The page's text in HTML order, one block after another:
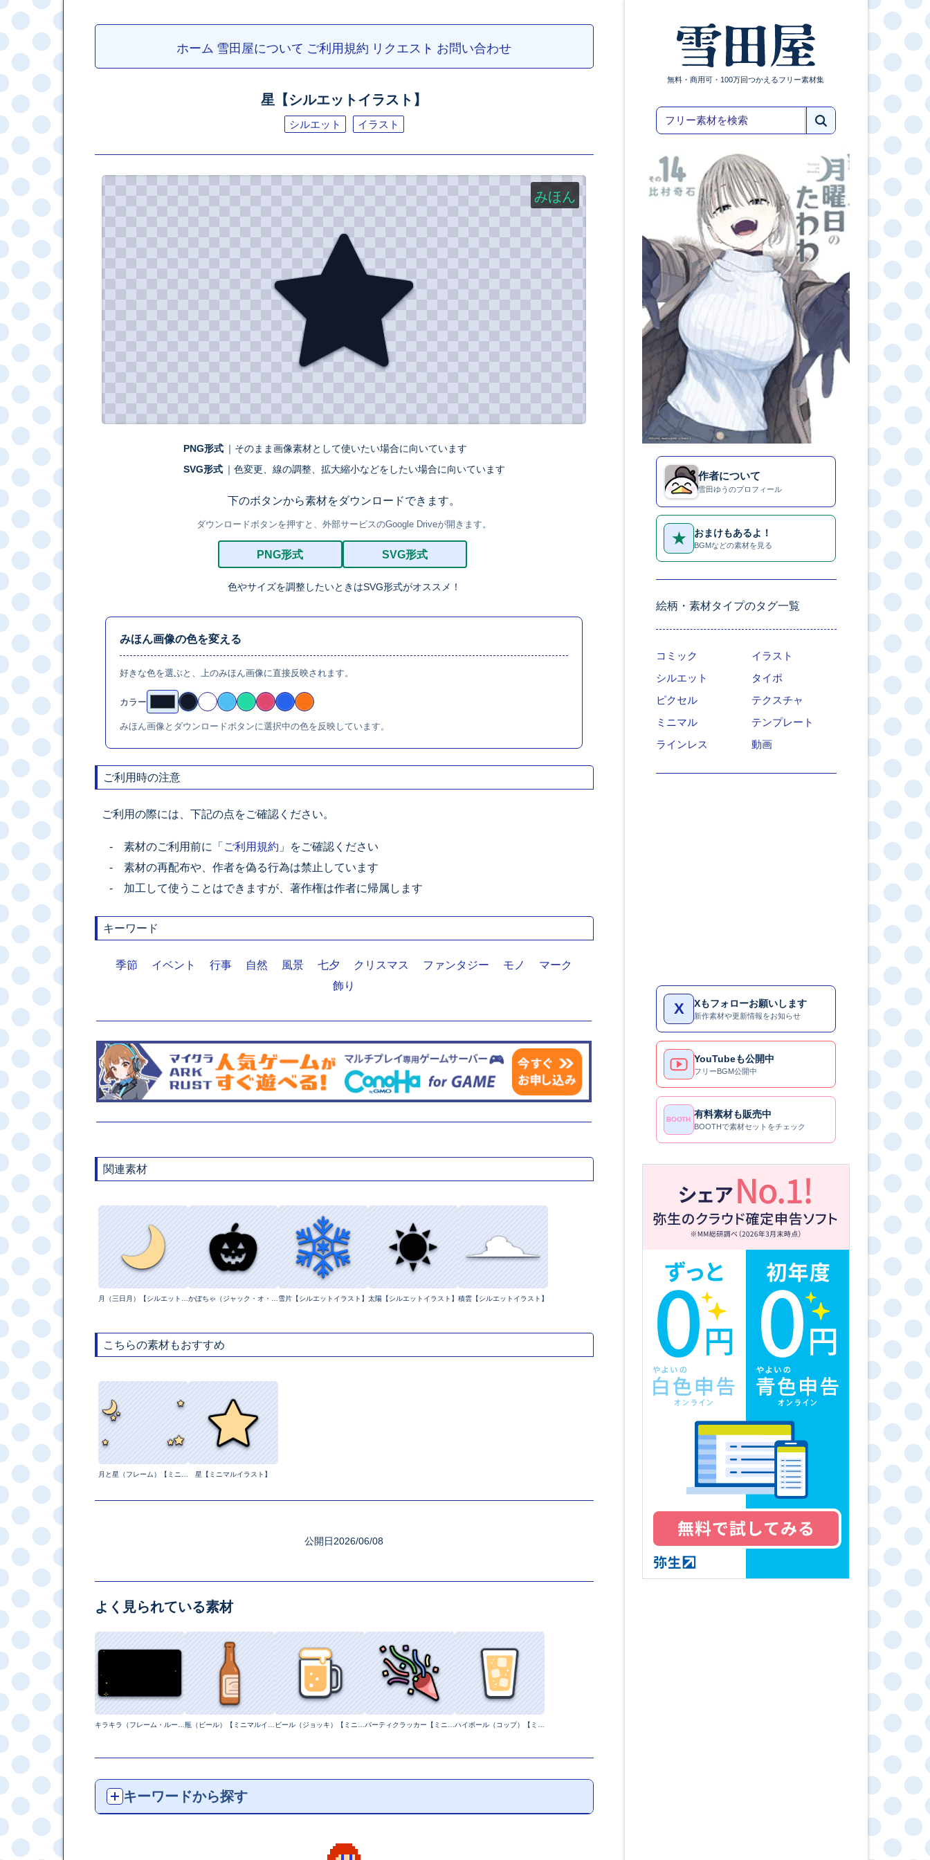
ホーム 雪田屋について ご利用規約 リクエスト お問い合わせ
星【シルエットイラスト】
シルエット イラスト
みほん
PNG形式 ｜そのまま画像素材として使いたい場合に向いています
SVG形式 ｜色変更、線の調整、拡大縮小などをしたい場合に向いています
下のボタンから素材をダウンロードできます。
ダウンロードボタンを押すと、外部サービスのGoogle Driveが開きます。
PNG形式 SVG形式
色やサイズを調整したいときはSVG形式がオススメ！
みほん画像の色を変える
好きな色を選ぶと、上のみほん画像に直接反映されます。
カラー
みほん画像とダウンロードボタンに選択中の色を反映しています。
ご利用時の注意
ご利用の際には、下記の点をご確認ください。
素材のご利用前に「 ご利用規約 」をご確認ください
素材の再配布や、作者を偽る行為は禁止しています
加工して使うことはできますが、著作権は作者に帰属します
キーワード
季節 イベント 行事 自然 風景 七夕 クリスマス ファンタジー モノ
マーク
飾り
関連素材
雪片【シルエットイラスト】 太陽【シルエットイラスト】 積雲【シルエットイラスト】
こちらの素材もおすすめ
星【ミニマルイラスト】
公開日2026/06/08
よく見られている素材
キーワードから探す
無料・商用可・100万回つかえるフリー素材集
作者について
雪田ゆうのプロフィール
★ おまけもあるよ！
BGMなどの素材を見る
絵柄・素材タイプのタグ一覧
コミック
シルエット
ピクセル
ミニマル
ラインレス
イラスト
タイポ
テクスチャ
テンプレート
動画
X Xもフォローお願いします
新作素材や更新情報をお知らせ
YouTubeも公開中
フリーBGM公開中
BOOTH 有料素材も販売中
BOOTHで素材セットをチェック